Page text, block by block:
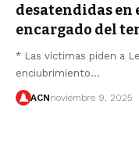
desatendidas en
encargado del
* Las víctimas piden a
enciubrimiento…
ACNnoviembre 9, 2025